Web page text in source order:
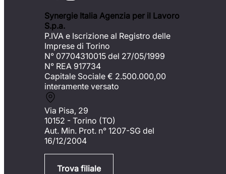
Synergie Italia Agenzia per il Lavoro
S.p.a.
P.IVA e Iscrizione al Registro delle
Imprese di Torino
N° 07704310015 del 27/05/1999
N° REA 917734
Capitale Sociale € 2.500.000,00
interamente versato
Via Pisa, 29
10152 - Torino (TO)
Aut. Min. Prot. n° 1207-SG del
16/12/2004
Trova filiale